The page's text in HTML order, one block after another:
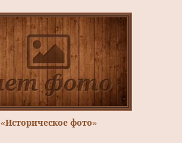
«Историческое фото»